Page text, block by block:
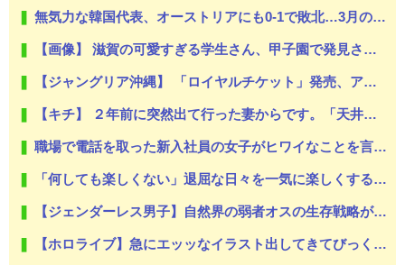
無気力な韓国代表、オーストリアにも0-1で敗北…3月のAマッチは2敗で終＝韓国の反応
【画像】 滋賀の可愛すぎる学生さん、甲子園で発見される
【ジャングリア沖縄】 「ロイヤルチケット」発売、アトラクション優先案内、ソフトドリンク飲み放題、スパ利用、駐車場無料…大人29700円
【キチ】 ２年前に突然出て行った妻からです。「天井にへばりついてニタニタ笑ってないで出て行って！」【怖】
職場で電話を取った新入社員の女子がヒワイなことを言われてショックを受けたことがあった
「何しても楽しくない」退屈な日々を一気に楽しくする”簡単な方法”
【ジェンダーレス男子】自然界の弱者オスの生存戦略がこちらです‥‥
【ホロライブ】急にエッッなイラスト出してきてびっくりしたで